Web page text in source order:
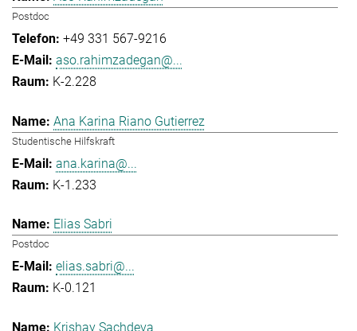
Postdoc
+49 331 567-9216
aso.rahimzadegan@...
K-2.228
Ana Karina Riano Gutierrez
Studentische Hilfskraft
ana.karina@...
K-1.233
Elias Sabri
Postdoc
elias.sabri@...
K-0.121
Krishay Sachdeva